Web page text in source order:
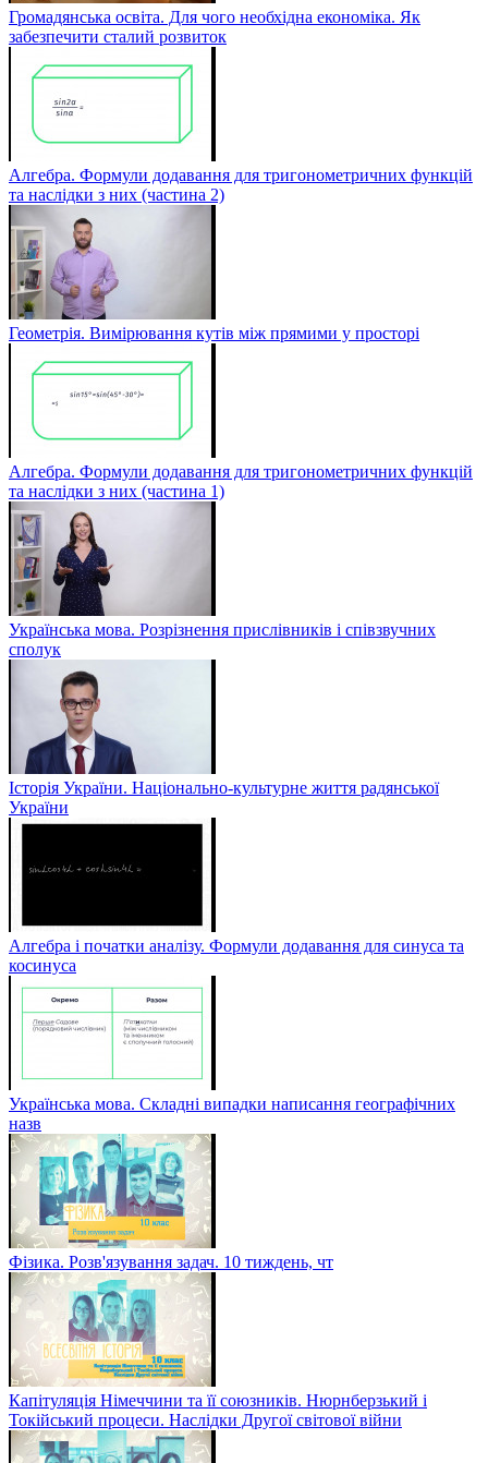
Громадянська освіта. Для чого необхідна економіка. Як
забезпечити сталий розвиток
Алгебра. Формули додавання для тригонометричних функцій
та наслідки з них (частина 2)
Геометрія. Вимірювання кутів між прямими у просторі
Алгебра. Формули додавання для тригонометричних функцій
та наслідки з них (частина 1)
Українська мова. Розрізнення прислівників і співзвучних
сполук
Історія України. Національно-культурне життя радянської
України
Алгебра і початки аналізу. Формули додавання для синуса та
косинуса
Українська мова. Складні випадки написання географічних
назв
Фізика. Розв'язування задач. 10 тиждень, чт
Капітуляція Німеччини та її союзників. Нюрнберзький і
Токійський процеси. Наслідки Другої світової війни